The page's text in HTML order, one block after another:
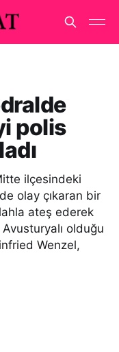
polis
ilçesindeki
olay çıkaran bir
ateş ederek
olduğu
Wenzel,